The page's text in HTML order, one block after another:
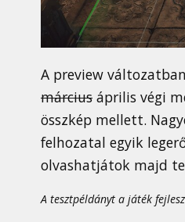
A preview
március április végi
összkép mellett.
felhozatal egyik
olvashatjátok majd
A tesztpéldányt a játék